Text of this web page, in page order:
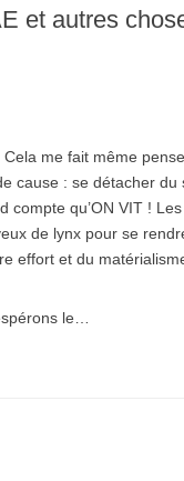
et autres
Cela me fait même
cause : se détacher
compte qu’ON VIT !
de lynx pour se
effort et du
le…